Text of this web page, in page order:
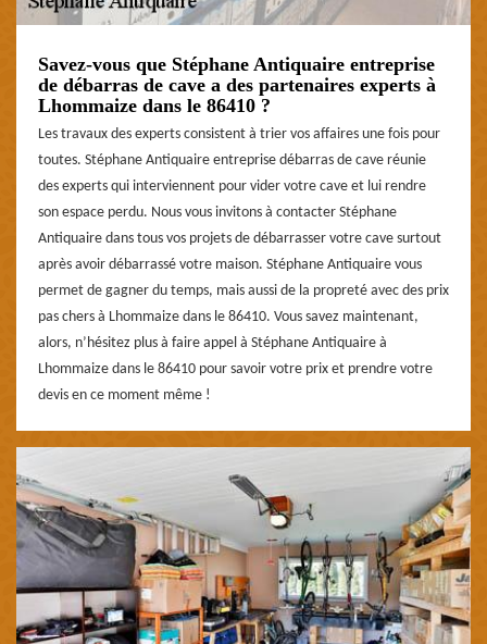
Savez-vous que Stéphane Antiquaire entreprise
de débarras de cave a des partenaires experts à
Lhommaize dans le 86410 ?
Les travaux des experts consistent à trier vos affaires une fois pour
toutes. Stéphane Antiquaire entreprise débarras de cave réunie
des experts qui interviennent pour vider votre cave et lui rendre
son espace perdu. Nous vous invitons à contacter Stéphane
Antiquaire dans tous vos projets de débarrasser votre cave surtout
après avoir débarrassé votre maison. Stéphane Antiquaire vous
permet de gagner du temps, mais aussi de la propreté avec des prix
pas chers à Lhommaize dans le 86410. Vous savez maintenant,
alors, n’hésitez plus à faire appel à Stéphane Antiquaire à
Lhommaize dans le 86410 pour savoir votre prix et prendre votre
devis en ce moment même !